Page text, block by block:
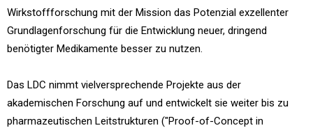
Wirkstoffforschung mit der Mission das Potenzial exzellenter
Grundlagenforschung für die Entwicklung neuer, dringend
benötigter Medikamente besser zu nutzen.
Das LDC nimmt vielversprechende Projekte aus der
akademischen Forschung auf und entwickelt sie weiter bis zu
pharmazeutischen Leitstrukturen ("Proof-of-Concept in